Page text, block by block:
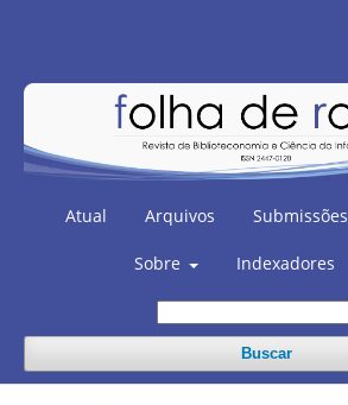
Atual Arquivos Submissões
Sobre Indexadores
Buscar